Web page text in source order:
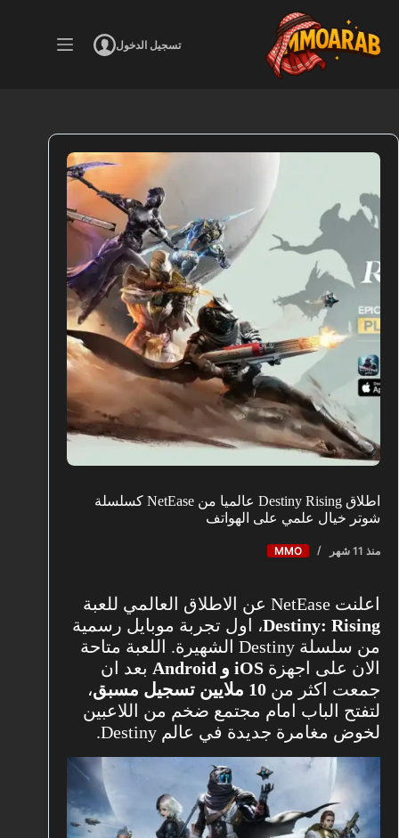
المحتوى
تسجيل الدخول
اطلاق Destiny Rising عالميا من NetEase كسلسلة
شوتر خيال علمي على الهواتف
منذ 11 شهر MMO
اعلنت NetEase عن الاطلاق العالمي للعبة
Destiny: Rising، اول تجربة موبايل رسمية
من سلسلة Destiny الشهيرة. اللعبة متاحة
الان على اجهزة iOS و Android
بعد ان
جمعت اكثر من 10 ملايين تسجيل مسبق
،
لتفتح الباب امام مجتمع ضخم من اللاعبين
لخوض مغامرة جديدة في عالم Destiny.